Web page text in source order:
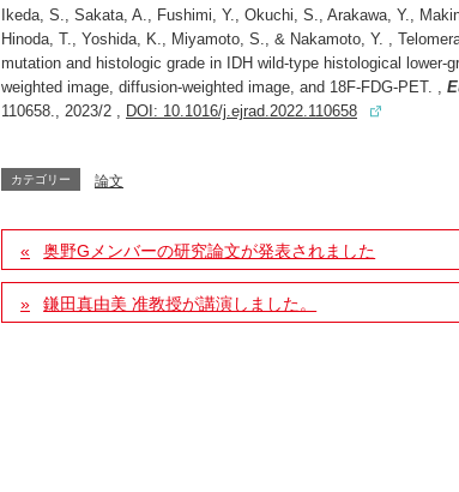
Ikeda, S., Sakata, A., Fushimi, Y., Okuchi, S., Arakawa, Y.,
Hinoda, T., Yoshida, K., Miyamoto, S., & Nakamoto, Y. ,
mutation and histologic grade in IDH wild-type histological lower-
weighted image, diffusion-weighted image, and 18F-FDG-PET. ,
110658., 2023/2 , DOI: 10.1016/j.ejrad.2022.110658
カテゴリー 論文
奥野Gメンバーの研究論文が発表されました
鎌田真由美 准教授が講演しました。